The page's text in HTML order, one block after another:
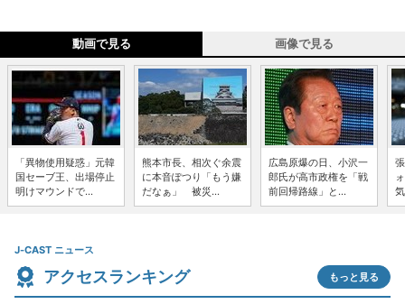
動画で見る 画像で見る
「異物使用疑惑」元韓
国セーブ王、出場停止
明けマウンドで...
熊本市長、相次ぐ余震
に本音ぽつり「もう嫌
だなぁ」 被災...
広島原爆の日、小沢一
郎氏が高市政権を「戦
前回帰路線」と...
J-CAST ニュース
アクセスランキング もっと見る